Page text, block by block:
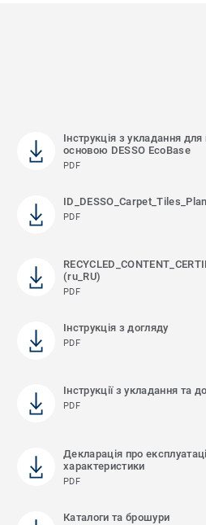
Інструкція з укладання для
основою DESSO EcoBase
PDF
PDF
(ru_RU)
PDF
Інструкція з догляду
PDF
Інструкції з укладання та
PDF
Декларація про
характеристики
PDF
Каталоги та брошури